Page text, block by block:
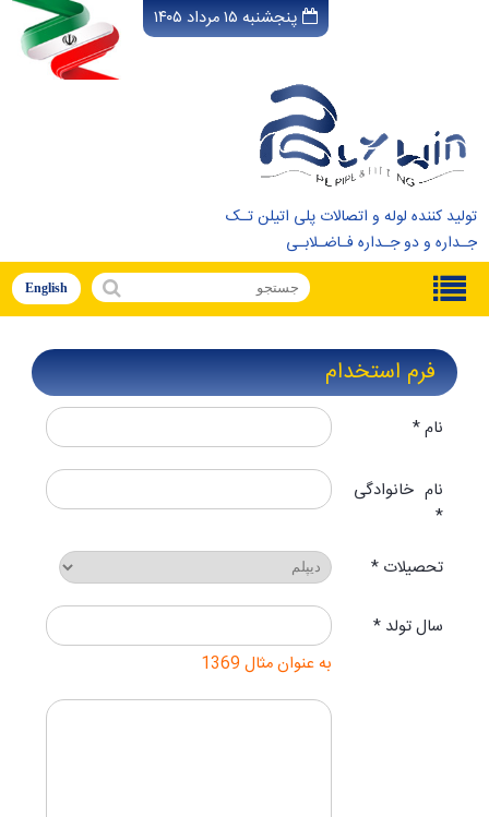
پنجشنبه ۱۵ مرداد ۱۴۰۵
تولید کننده لوله و اتصالات پلی اتیلن تـک
جـداره و دو جـداره فـاضـلابـی
English
فرم استخدام
نام *
نام خانوادگی
*
تحصیلات *
سال تولد *
به عنوان مثال 1369